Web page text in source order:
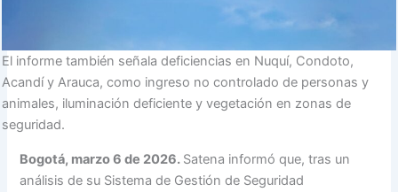
El informe también señala deficiencias en Nuquí, Condoto,
Acandí y Arauca, como ingreso no controlado de personas y
animales, iluminación deficiente y vegetación en zonas de
seguridad.
Bogotá, marzo 6 de 2026. Satena informó que, tras un
análisis de su Sistema de Gestión de Seguridad